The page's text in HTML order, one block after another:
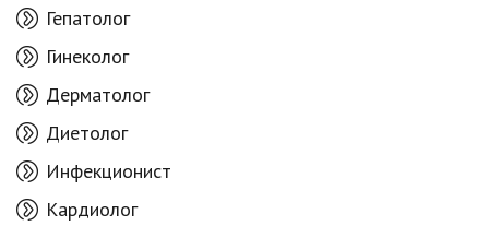
Гепатолог
Гинеколог
Дерматолог
Диетолог
Инфекционист
Кардиолог